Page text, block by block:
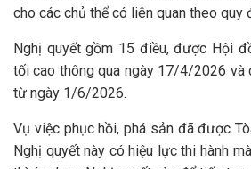
cho các chủ thể có liên quan theo quy
Nghị quyết gồm 15 điều, được Hội
tối cao thông qua ngày 17/4/2026 và
từ ngày 1/6/2026.
Vụ việc phục hồi, phá sản đã được
Nghị quyết này có hiệu lực thi hành